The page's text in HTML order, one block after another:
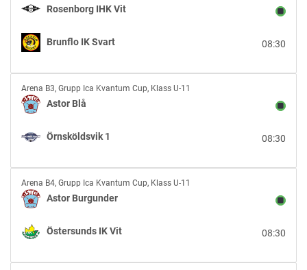
IHK
vs
Brunflo
Svart
Rosenborg IHK Vit
Brunflo IK Svart 08:30
Astor
Blå
vs
1
Arena B3, Grupp Ica Kvantum Cup, Klass U-11
Astor Blå
Örnsköldsvik 1 08:30
Astor
Burgunder
vs
Östersunds
IK
Arena B4, Grupp Ica Kvantum Cup, Klass U-11
Astor Burgunder
Östersunds IK Vit 08:30